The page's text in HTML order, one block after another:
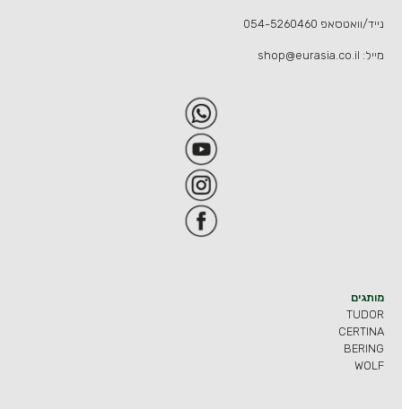
נייד/וואטסאפ 054-5260460
מייל: shop@eurasia.co.il
מותגים
TUDOR
CERTINA
BERING
WOLF